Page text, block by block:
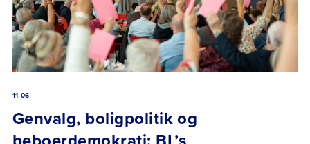
11-06
Genvalg, boligpolitik og